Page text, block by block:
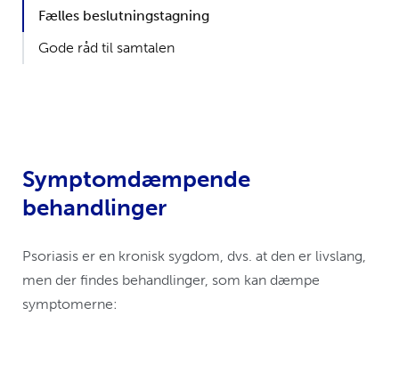
Symptomdæmpende
behandlinger
Psoriasis er en kronisk sygdom, dvs. at den er livslang,
men der findes behandlinger, som kan dæmpe
symptomerne:
Fælles beslutningstagning
Gode råd til samtalen